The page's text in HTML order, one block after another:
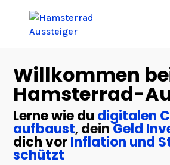
Willkommen
Hamsterrad-
Lerne wie du digitalen
aufbaust,deinGeld
dich vorInflation und
schützt